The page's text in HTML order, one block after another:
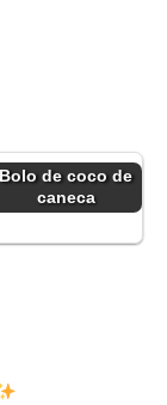
Bolo de coco de
caneca